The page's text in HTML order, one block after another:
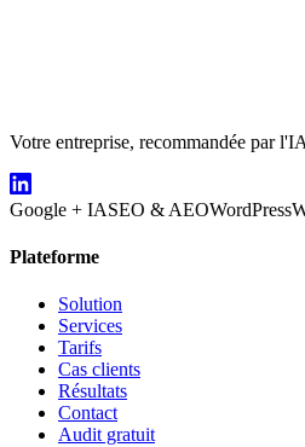
Votre entreprise, recommandée par
Google + IASEO & AEOWordPress
Plateforme
Solution
Services
Tarifs
Cas clients
Résultats
Contact
Audit gratuit